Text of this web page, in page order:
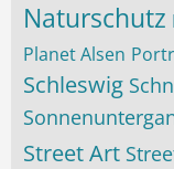
Naturschutz
Planet Alsen
Schleswig
Street Art